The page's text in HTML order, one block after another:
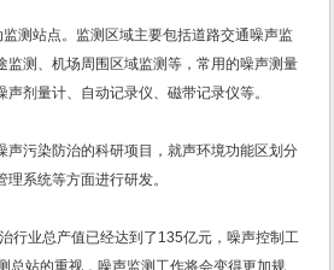
测站点。监测区域主要包括道路交通噪声监
测、机场周围区域监测等，常用的噪声测量
剂量计、自动记录仪、磁带记录仪等。
污染防治的科研项目，就声环境功能区划分
系统等方面进行研发。
业总产值已经达到了135亿元，噪声控制工
总站的重视，噪声监测工作将会变得更加规